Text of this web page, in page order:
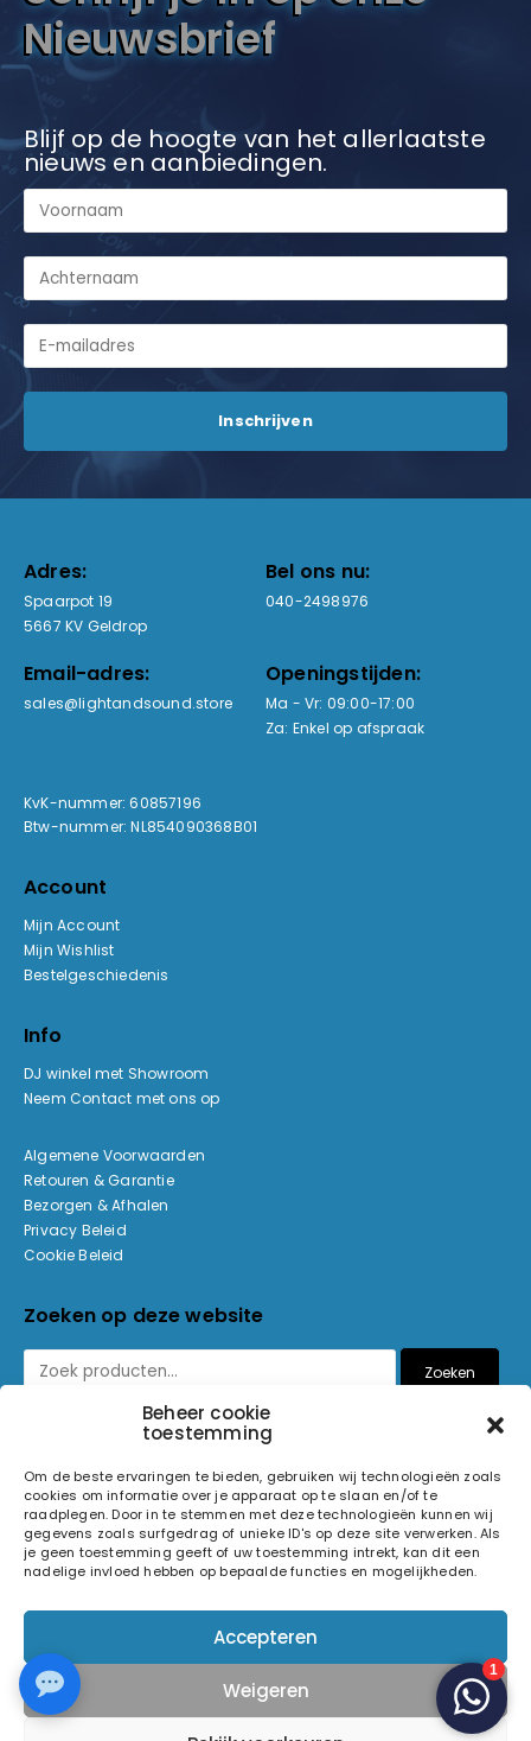
Beheer cookie
toestemming
Om de beste ervaringen te bieden, gebruiken wij technologieën zoals
cookies om informatie over je apparaat op te slaan en/of te
raadplegen. Door in te stemmen met deze technologieën kunnen wij
gegevens zoals surfgedrag of unieke ID's op deze site verwerken. Als
je geen toestemming geeft of uw toestemming intrekt, kan dit een
nadelige invloed hebben op bepaalde functies en mogelijkheden.
Accepteren
Weigeren
Nieuwsbrief
Blijf op de hoogte van het allerlaatste
nieuws en aanbiedingen.
Adres:
Spaarpot 19
5667 KV Geldrop
Bel ons nu:
040-2498976
Email-adres:
sales@lightandsound.store
Openingstijden:
Ma - Vr: 09:00-17:00
Za: Enkel op afspraak
KvK-nummer: 60857196
Btw-nummer: NL854090368B01
Account
Mijn Account
Mijn Wishlist
Bestelgeschiedenis
Info
DJ winkel met Showroom
Neem Contact met ons op
Algemene Voorwaarden
Retouren & Garantie
Bezorgen & Afhalen
Privacy Beleid
Cookie Beleid
Zoeken op deze website
Zoeken
© 2026 Light and Sound Factory. Alle rechten voorbehouden.
Volg ons op